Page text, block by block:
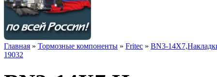
Главная » Тормозные компоненты » Fritec » BN3-
19032